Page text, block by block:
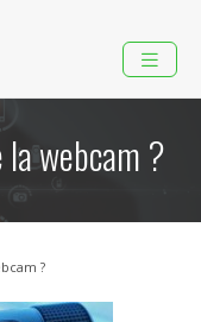
webcam ?
?